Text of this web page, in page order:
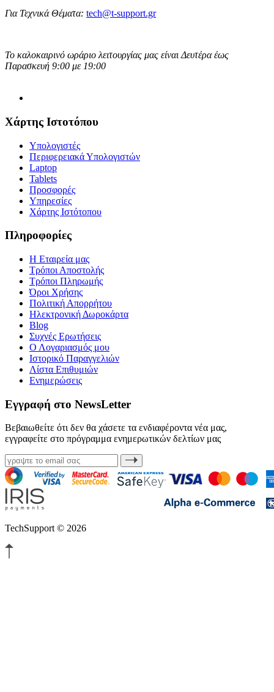
Για Τεχνικά Θέματα: tech@t-support.gr
Το καλοκαιρινό ωράριο λειτουργίας μας είναι Δευτέρα έως
Παρασκευή 9:00 με 19:00
Χάρτης Ιστοτόπου
Υπολογιστές
Περιφερειακά Υπολογιστών
Laptop
Tablets
Προσφορές
Υπηρεσίες
Χάρτης Ιστότοπου
Πληροφορίες
Η Εταιρεία μας
Τρόποι Αποστολής
Τρόποι Πληρωμής
Όροι Χρήσης
Πολιτική Απορρήτου
Ηλεκτρονική Δωροκάρτα
Blog
Συχνές Ερωτήσεις
Ο Λογαριασμός μου
Ιστορικό Παραγγελιών
Λίστα Επιθυμιών
Ενημερώσεις
Εγγραφή στο NewsLetter
Βεβαιωθείτε ότι δεν θα χάσετε τα ενδιαφέροντα νέα μας,
εγγραφείτε στο πρόγραμμα ενημερωτικών δελτίων μας
TechSupport © 2026